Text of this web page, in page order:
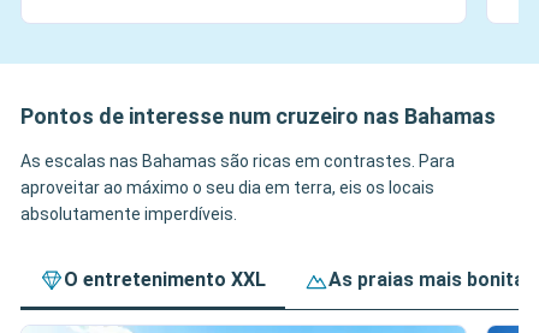
Pontos de interesse num cruzeiro nas Bahamas
As escalas nas Bahamas são ricas em contrastes. Para
aproveitar ao máximo o seu dia em terra, eis os locais
absolutamente imperdíveis.
O entretenimento XXL As praias mais